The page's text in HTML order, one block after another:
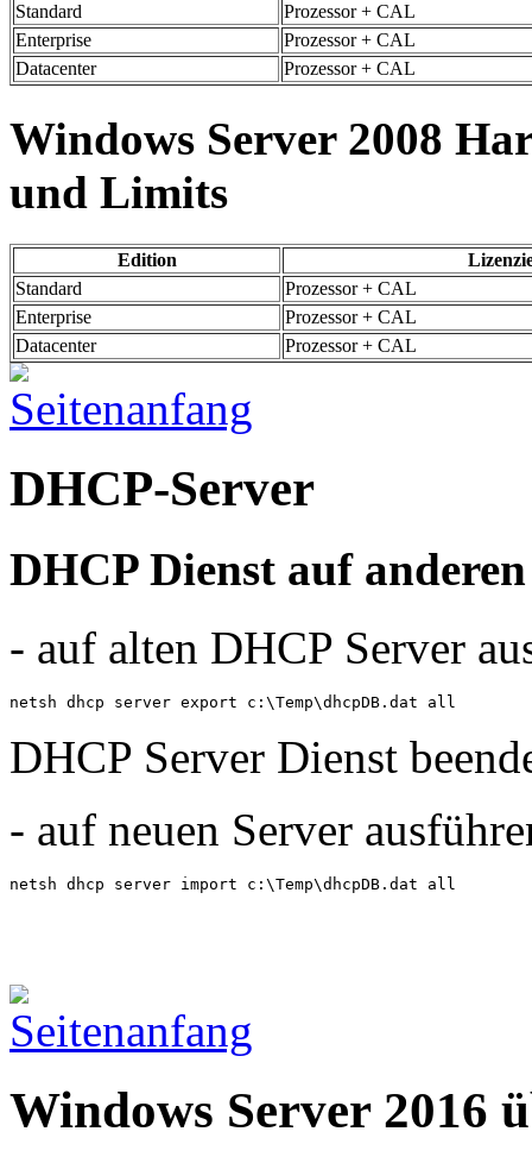
Standard
Prozessor + CAL
Enterprise
Prozessor + CAL
Datacenter
Prozessor + CAL
Windows Server 2008
und Limits
Edition
Standard
Prozessor + CAL
Enterprise
Prozessor + CAL
Datacenter
Prozessor + CAL
DHCP-Server
DHCP Dienst auf
- auf alten DHCP Server
netsh dhcp server export c:\Temp\dhcpDB.dat all
DHCP Server Dienst
- auf neuen Server
netsh dhcp server import c:\Temp\dhcpDB.dat all
Windows Server 2016